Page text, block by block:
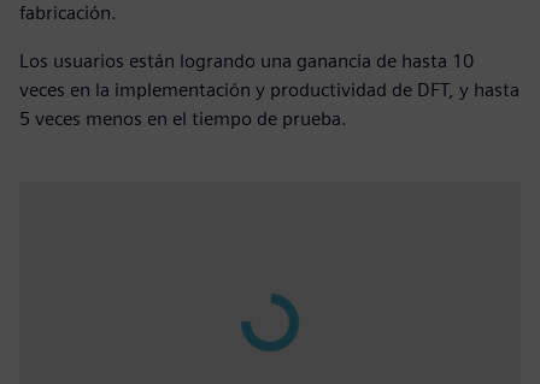
fabricación.
Los usuarios están logrando una ganancia de hasta 10
veces en la implementación y productividad de DFT, y hasta
5 veces menos en el tiempo de prueba.